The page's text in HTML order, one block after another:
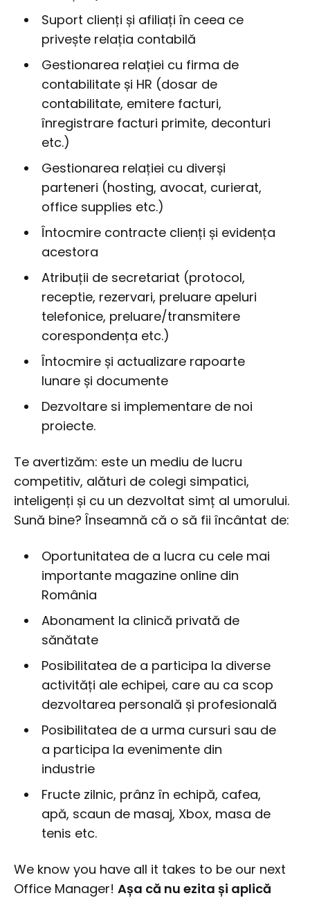
Suport clienți și afiliați în ceea ce
privește relația contabilă
Gestionarea relației cu firma de
contabilitate și HR (dosar de
contabilitate, emitere facturi,
înregistrare facturi primite, deconturi
etc.)
Gestionarea relației cu diverși
parteneri (hosting, avocat, curierat,
office supplies etc.)
Întocmire contracte clienți și evidența
acestora
Atribuții de secretariat (protocol,
receptie, rezervari, preluare apeluri
telefonice, preluare/transmitere
corespondența etc.)
Întocmire și actualizare rapoarte
lunare și documente
Dezvoltare si implementare de noi
proiecte.
Te avertizăm: este un mediu de lucru
competitiv, alături de colegi simpatici,
inteligenți și cu un dezvoltat simț al umorului.
Sună bine? Înseamnă că o să fii încântat de:
Oportunitatea de a lucra cu cele mai
importante magazine online din
România
Abonament la clinică privată de
sănătate
Posibilitatea de a participa la diverse
activități ale echipei, care au ca scop
dezvoltarea personală și profesională
Posibilitatea de a urma cursuri sau de
a participa la evenimente din
industrie
Fructe zilnic, prânz în echipă, cafea,
apă, scaun de masaj, Xbox, masa de
tenis etc.
We know you have all it takes to be our next
Office Manager! Așa că nu ezita și aplică